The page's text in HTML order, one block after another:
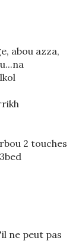
abou azza,
2 touches
ne peut pas